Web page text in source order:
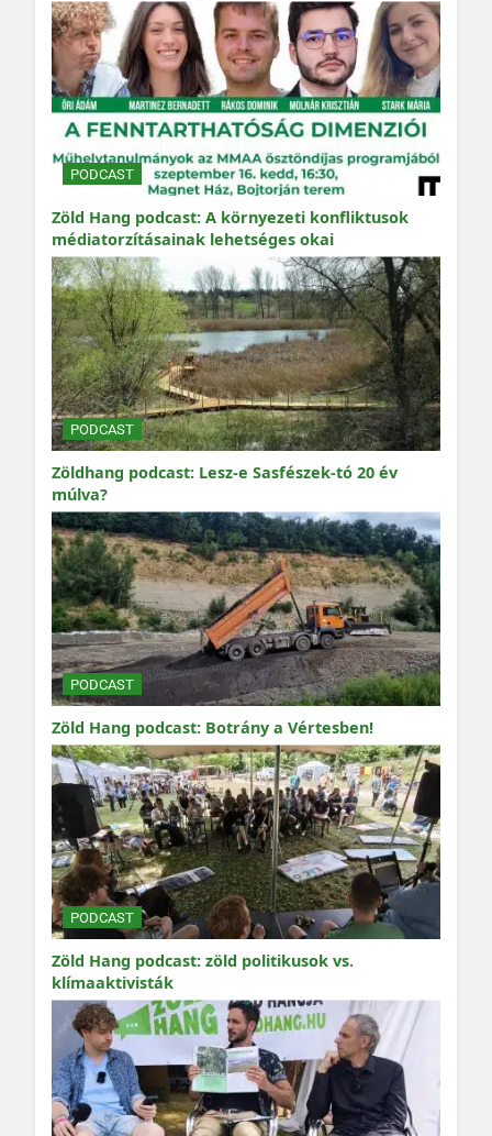
PODCAST
Zöld Hang podcast: A környezeti konfliktusok
médiatorzításainak lehetséges okai
PODCAST
Zöldhang podcast: Lesz-e Sasfészek-tó 20 év
múlva?
PODCAST
Zöld Hang podcast: Botrány a Vértesben!
PODCAST
Zöld Hang podcast: zöld politikusok vs.
klímaaktivisták